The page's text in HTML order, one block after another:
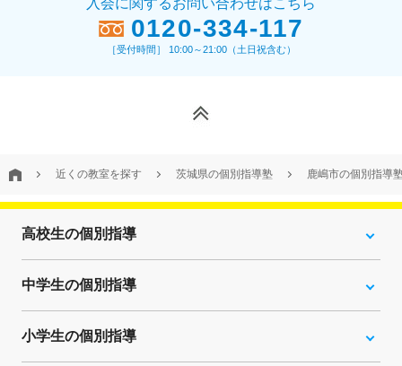
入会に関するお問い合わせはこちら
0120-334-117
［受付時間］ 10:00～21:00（土日祝含む）
近くの教室を探す 茨城県の個別指導塾 鹿嶋市の個別指導
高校生の個別指導
中学生の個別指導
小学生の個別指導